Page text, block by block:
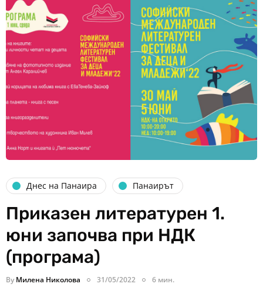
Днес на Панаира Панаирът
Приказен литературен 1.
юни започва при НДК
(програма)
By Милена Николова 31/05/2022 6 мин.